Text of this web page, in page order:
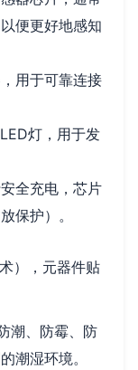
便更好地感知
用于可靠连接
灯，用于发
全充电，芯片
保护）。
），元器件贴
潮、防霉、防
潮湿环境。